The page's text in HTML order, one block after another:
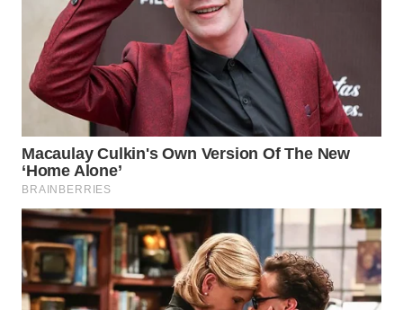
ID
WAHANANEWS
CO ID
WAHANANEWS
NET
WAHANA
SPORT
WAHANA
UMKM